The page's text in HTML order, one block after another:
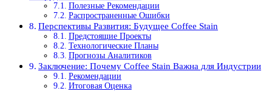
Полезные Рекомендации
Распространенные Ошибки
Перспективы Развития: Будущее Coffee Stain
Предстоящие Проекты
Технологические Планы
Прогнозы Аналитиков
Заключение: Почему Coffee Stain Важна для Индустрии
Рекомендации
Итоговая Оценка